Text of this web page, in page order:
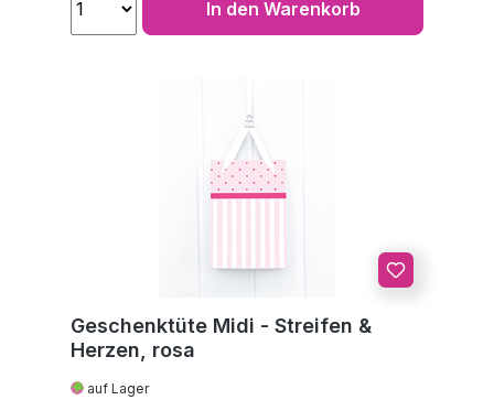
In den Warenkorb
Geschenktüte Midi - Streifen &
Herzen, rosa
auf Lager